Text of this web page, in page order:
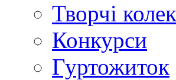
Творчі
Конкурси
Гуртожиток